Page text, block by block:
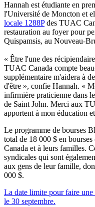
Hannah est étudiante en
l'Université de Moncton et
locale 1288Pdes TUAC
restauration au foyer pour
Quispamsis, au Nouveau-
« Être l'une des
TUAC Canada compte
supplémentaire m'aidera à
d'être », confie Hannah. «
infirmière praticienne dans
de Saint John. Merci aux
apportent à mon éducation
Le programme de bourses
total de 18 000 $ en
Canada et à leurs familles.
syndicales qui sont
aux gens de leur famille,
000 $.
La date limite pour faire
le 30 septembre.